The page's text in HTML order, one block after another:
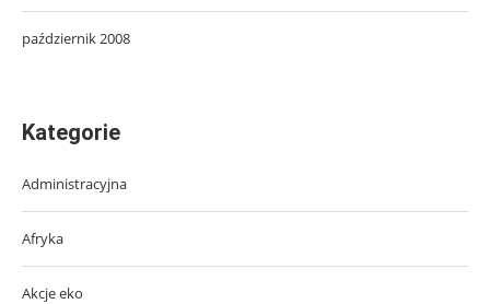
październik 2008
Kategorie
Administracyjna
Afryka
Akcje eko